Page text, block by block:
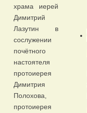
храма иерей
Димитрий
Лазутин в
сослужении
почётного
настоятеля
протоиерея
Димитрия
Полохова,
протоиерея